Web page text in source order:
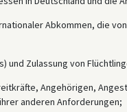
Abkommen, die
Zulassung von
Angehörigen,
anderen Anforderungen;